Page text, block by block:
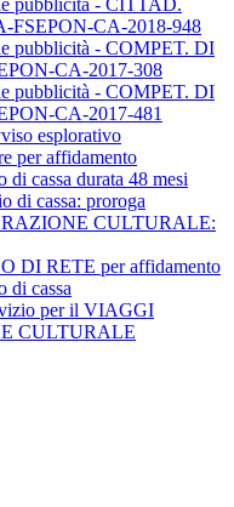
pubblicità - CITTAD.
FSEPON-CA-2018-948
pubblicità - COMPET. DI
CA-2017-308
pubblicità - COMPET. DI
CA-2017-481
esplorativo
per affidamento
di cassa durata 48 mesi
di cassa: proroga
CULTURALE:
DI RETE per affidamento
di cassa
per il VIAGGI
CULTURALE